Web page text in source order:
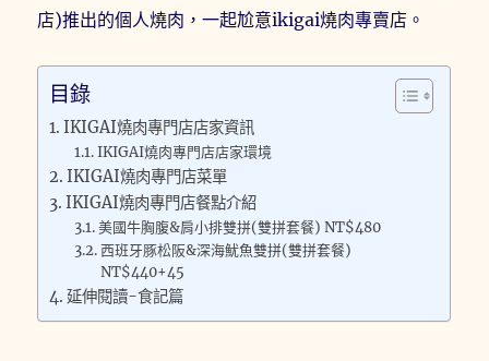
店)推出的個人燒肉，一起尬意ikigai燒肉專賣店。
目錄
IKIGAI燒肉專門店店家資訊
IKIGAI燒肉專門店店家環境
IKIGAI燒肉專門店菜單
IKIGAI燒肉專門店餐點介紹
美國牛胸腹&肩小排雙拼(雙拼套餐) NT$480
西班牙豚松阪&深海魷魚雙拼(雙拼套餐)
NT$440+45
延伸閱讀-食記篇